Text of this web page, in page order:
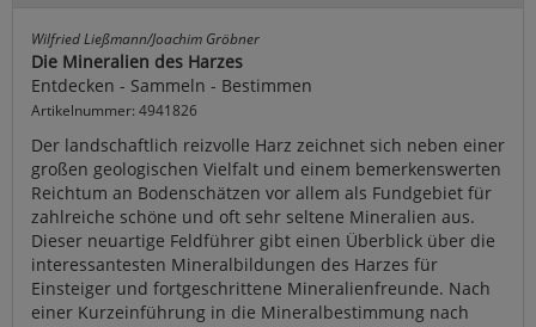
Wilfried Ließmann/Joachim Gröbner
Die Mineralien des Harzes
Entdecken - Sammeln - Bestimmen
Artikelnummer: 4941826
Der landschaftlich reizvolle Harz zeichnet sich neben einer
großen geologischen Vielfalt und einem bemerkenswerten
Reichtum an Bodenschätzen vor allem als Fundgebiet für
zahlreiche schöne und oft sehr seltene Mineralien aus.
Dieser neuartige Feldführer gibt einen Überblick über die
interessantesten Mineralbildungen des Harzes für
Einsteiger und fortgeschrittene Mineralienfreunde. Nach
einer Kurzeinführung in die Mineralbestimmung nach